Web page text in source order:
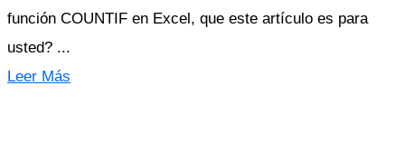
función COUNTIF en Excel, que este artículo es para
usted? ...
Leer Más